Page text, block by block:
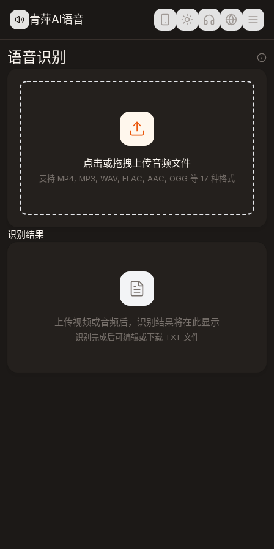
青萍AI语音
语音识别
点击或拖拽上传音频文件
支持 MP4, MP3, WAV, FLAC, AAC, OGG 等 17 种格式
识别结果
上传视频或音频后，识别结果将在此显示
识别完成后可编辑或下载 TXT 文件